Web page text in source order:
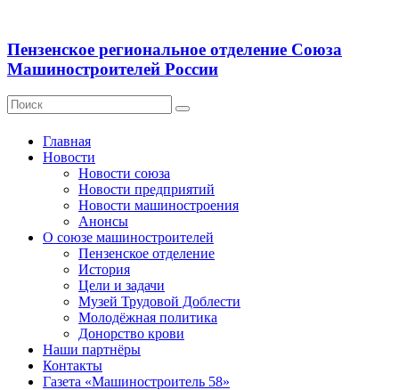
Пензенское региональное отделение Союза
Машиностроителей России
Главная
Новости
Новости союза
Новости предприятий
Новости машиностроения
Анонсы
О союзе машиностроителей
Пензенское отделение
История
Цели и задачи
Музей Трудовой Доблести
Молодёжная политика
Донорство крови
Наши партнёры
Контакты
Газета «Машиностроитель 58»